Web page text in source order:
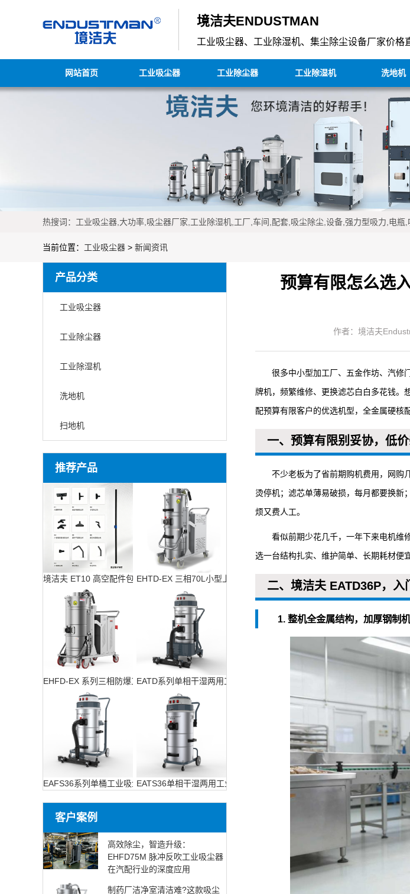
境洁夫ENDUSTMAN
工业吸尘器、工业除湿机、集尘除尘设备厂家价格
网站首页 工业吸尘器 工业除尘器 工业除湿机 洗地机
热搜词：工业吸尘器,大功率,吸尘器厂家,工业除湿机,工厂,车间,配套,吸尘除尘,设备,强力型吸力,电瓶,
当前位置： 工业吸尘器 > 新闻资讯
预算有限怎么选
作者：境洁夫
很多中小型加工厂、五金作坊、汽修
牌机，频繁维修、更换滤芯白白多花钱。
配预算有限客户的优选机型，全金属硬核
一、预算有限别妥协，低
不少老板为了省前期购机费用，网购
烫停机；滤芯单薄易破损，每月都要换新
烦又费人工。
看似前期少花几千，一年下来电机维
选一台结构扎实、维护简单、长期耗材便
二、境洁夫 EATD36P，
1. 整机全金属结构，加厚钢制
产品分类
工业吸尘器
工业除尘器
工业除湿机
洗地机
扫地机
推荐产品
境洁夫 ET10 高空配件包 EHTD-EX 三相70L小型上下桶防爆工业吸尘器
EHFD-EX 系列三相防爆工业吸尘器EATD系列单相干湿两用工业吸尘器
EAFS36系列单桶工业吸尘器EATS36单相干湿两用工业吸尘器
客户案例
高效除尘，智造升级：
EHFD75M 脉冲反吹工业吸尘器
在汽配行业的深度应用
制药厂洁净室清洁难?这款吸尘